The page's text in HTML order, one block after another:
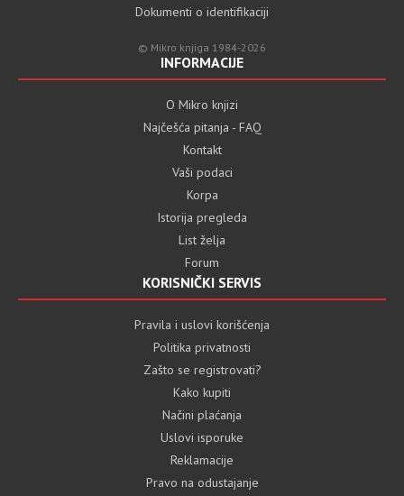
Dokumenti o identifikaciji
© Mikro knjiga 1984-2026
INFORMACIJE
O Mikro knjizi
Najčešća pitanja - FAQ
Kontakt
Vaši podaci
Korpa
Istorija pregleda
List želja
Forum
KORISNIČKI SERVIS
Pravila i uslovi korišćenja
Politika privatnosti
Zašto se registrovati?
Kako kupiti
Načini plaćanja
Uslovi isporuke
Reklamacije
Pravo na odustajanje